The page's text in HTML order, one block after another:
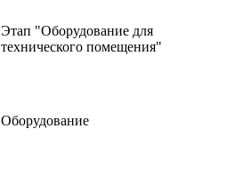
Этап "Оборудование для
технического помещения"
Оборудование